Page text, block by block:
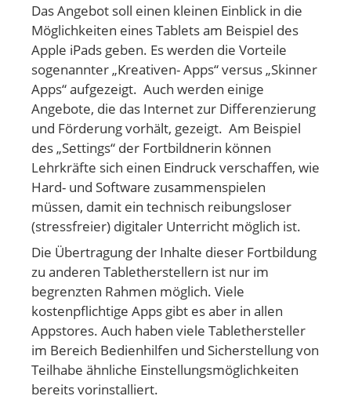
Das Angebot soll einen kleinen Einblick in die
Möglichkeiten eines Tablets am Beispiel des
Apple iPads geben. Es werden die Vorteile
sogenannter „Kreativen- Apps“ versus „Skinner
Apps“ aufgezeigt. Auch werden einige
Angebote, die das Internet zur Differenzierung
und Förderung vorhält, gezeigt. Am Beispiel
des „Settings“ der Fortbildnerin können
Lehrkräfte sich einen Eindruck verschaffen, wie
Hard- und Software zusammenspielen
müssen, damit ein technisch reibungsloser
(stressfreier) digitaler Unterricht möglich ist.
Die Übertragung der Inhalte dieser Fortbildung
zu anderen Tabletherstellern ist nur im
begrenzten Rahmen möglich. Viele
kostenpflichtige Apps gibt es aber in allen
Appstores. Auch haben viele Tablethersteller
im Bereich Bedienhilfen und Sicherstellung von
Teilhabe ähnliche Einstellungsmöglichkeiten
bereits vorinstalliert.